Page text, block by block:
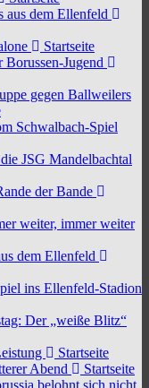
aus dem Ellenfeld
Startseite
Borussen-Jugend
gegen Ballweilers
Schwalbach-Spiel
JSG Mandelbachtal
der Bande
weiter, immer weiter
dem Ellenfeld
ins Ellenfeld-Stadion
Der „weiße Blitz“
Startseite
Abend
Startseite
belohnt sich nicht